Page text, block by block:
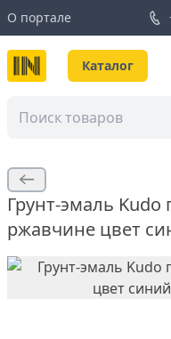
О портале
Каталог
Грунт-эмаль Kudo
ржавчине цвет